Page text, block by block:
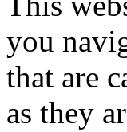
you
that are
as they